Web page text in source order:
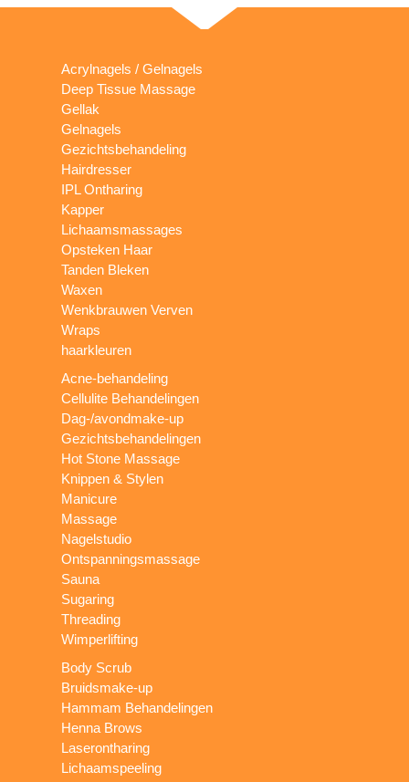
Acrylnagels / Gelnagels
Deep Tissue Massage
Gellak
Gelnagels
Gezichtsbehandeling
Hairdresser
IPL Ontharing
Kapper
Lichaamsmassages
Opsteken Haar
Tanden Bleken
Waxen
Wenkbrauwen Verven
Wraps
haarkleuren
Acne-behandeling
Cellulite Behandelingen
Dag-/avondmake-up
Gezichtsbehandelingen
Hot Stone Massage
Knippen & Stylen
Manicure
Massage
Nagelstudio
Ontspanningsmassage
Sauna
Sugaring
Threading
Wimperlifting
Body Scrub
Bruidsmake-up
Hammam Behandelingen
Henna Brows
Laserontharing
Lichaamspeeling